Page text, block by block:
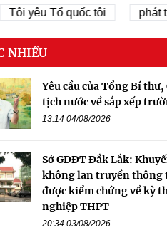
Tổ quốc tôi phát triển
NHIỀU
Yêu cầu của Tổng Bí thư,
tịch nước về sắp xếp
13:14 04/08/2026
Sở GDĐT Đắk Lắk:
không lan truyền thông
được kiểm chứng về kỳ
nghiệp THPT
20:34 03/08/2026